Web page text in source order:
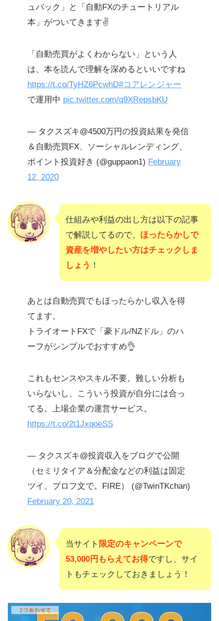
ュバック」と「自動FXのチュートリアル
本」がついてきます✌️
「自動売買がよくわからない」という人
は、本を読んで理解を深めるといいですね
https://t.co/TyHZ6PcwhD#コアレンジャー
で運用中 pic.twitter.com/q9XRepsbKU
— タクスズキ@4500万円の投資結果を発信
＆自動売買FX、ソーシャルレンディング、
ポイント投資好き (@guppaon1) February
12, 2020
仕組みや利益の出し方は以下の記事
で解説してるので、 ほったらかしで
資産を増やしたい方はチェックしま
しょう ！
あとは自動売買でもほったらかし収入を得
てます。
トライオートFXで「豪ドル/NZドル」のハ
ーフがシンプルでおすすめ👌
これもセンスやスキル不要。難しい分析も
いらないし、こういう投資が自分には合っ
てる。上場企業の運営サービス。
https://t.co/2t1JxqoeSS
— タクスズキ@投資収入をブログで公開
（セミリタイア＆分配金などの利益は固定
ツイ、プロフ文で。FIRE） (@TwinTKchan)
February 20, 2021
当サイト 限定のキャンペーンで
53,000円もらえてお得ですし、サイ
トもチェックしておきましょう！